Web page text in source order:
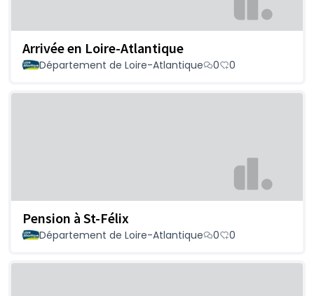
Arrivée en Loire-Atlantique
Département de Loire-Atlantique 0 0
Pension à St-Félix
Département de Loire-Atlantique 0 0